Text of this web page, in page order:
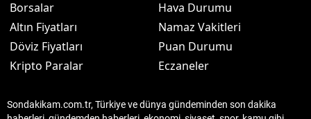
Borsalar
Altın Fiyatları
Döviz Fiyatları
Kripto Paralar
Hava Durumu
Namaz Vakitleri
Puan Durumu
Eczaneler
Sondakikam.com.tr, Türkiye ve dünya gündeminden son dakika